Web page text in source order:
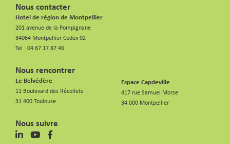
Nous contacter
Hotel de région de Montpellier
201 avenue de la Pompignane
34064 Montpellier Cedex 02
Tel : 04 67 17 87 46
Nous rencontrer
Le Belvédère
11 Boulevard des Récollets
31 400 Toulouse
Espace Capdeville
417 rue Samuel Morse
34 000 Montpellier
Nous suivre